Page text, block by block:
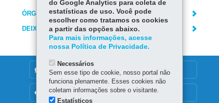
ÓRGÃO RESPONSÁVEL
DEIXE SUA OPINIÃO
DENUNCIE CORRUPÇÃO
OUVIDORIA
do Google Analytics para coleta de
estatísticas de uso. Você pode
escolher como tratamos os cookies
a partir das opções abaixo.
Para mais informações, acesse
nossa Política de Privacidade.
Necessários
Sem esse tipo de cookie, nosso portal não
funciona plenamente. Esses cookies não
coletam informações sobre o visitante.
Estatísticos